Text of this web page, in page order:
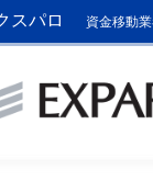
スパロ 資金移動